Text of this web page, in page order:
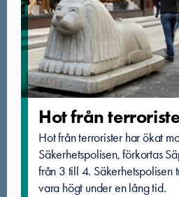
Hot från
Hot från terrorister har ökat
Säkerhetspolisen, förkortas
från 3 till 4. Säkerhetspolisen
vara högt under en lång tid.